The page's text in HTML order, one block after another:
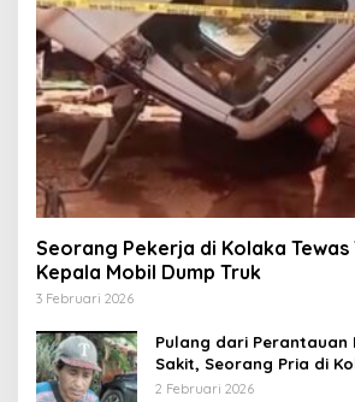
Seorang Pekerja di Kolaka Tewas
Kepala Mobil Dump Truk
3 Februari 2026
Pulang dari Perantauan
Sakit, Seorang Pria di
Diterlantarkan Istri
2 Februari 2026